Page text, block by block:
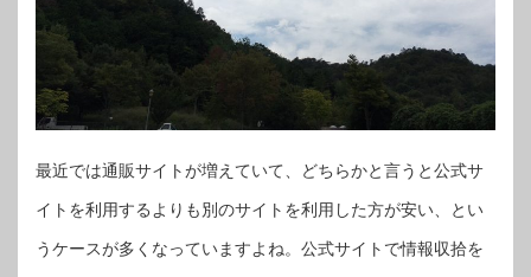
最近では通販サイトが増えていて、どちらかと言うと公式サ
イトを利用するよりも別のサイトを利用した方が安い、とい
うケースが多くなっていますよね。公式サイトで情報収拾を